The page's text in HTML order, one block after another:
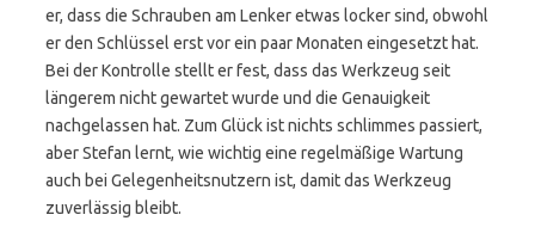
er, dass die Schrauben am Lenker etwas locker sind, obwohl
er den Schlüssel erst vor ein paar Monaten eingesetzt hat.
Bei der Kontrolle stellt er fest, dass das Werkzeug seit
längerem nicht gewartet wurde und die Genauigkeit
nachgelassen hat. Zum Glück ist nichts schlimmes passiert,
aber Stefan lernt, wie wichtig eine regelmäßige Wartung
auch bei Gelegenheitsnutzern ist, damit das Werkzeug
zuverlässig bleibt.